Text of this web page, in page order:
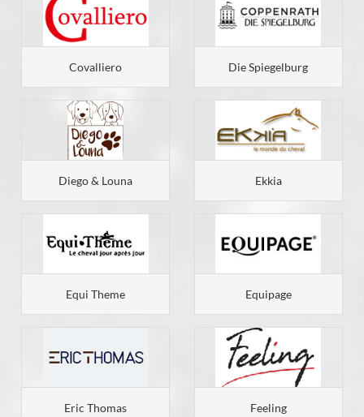
Covalliero Die Spiegelburg
Diego & Louna Ekkia
Equi Theme Equipage
Eric Thomas Feeling